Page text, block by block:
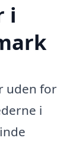
i
uden for
i